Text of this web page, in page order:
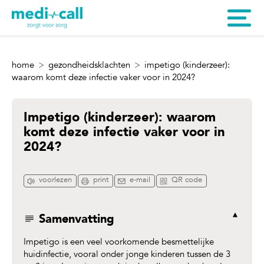
home gezondheidsklachten
impetigo (kinderzeer):
waarom komt deze infectie vaker voor in 2024?
Impetigo (kinderzeer): waarom
komt deze infectie vaker voor in
2024?
voorlezen print e-mail QR code
Samenvatting
Impetigo is een veel voorkomende besmettelijke
huidinfectie, vooral onder jonge kinderen tussen de 3